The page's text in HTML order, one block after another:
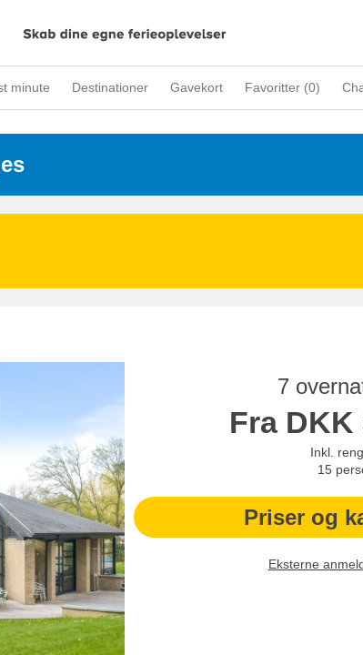
minute Destinationer Gavekort Favoritter (0)
7
Fra DKK
Inkl.
15
Priser og
Eksterne